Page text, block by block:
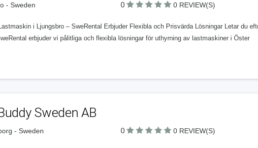
- Sweden 0 0 REVIEW(S)
i Ljungsbro – SweRental Erbjuder Flexibla och Prisvärda Lösningar Letar du
erbjuder vi pålitliga och flexibla lösningar för uthyrning av lastmaskiner i Öster
Sweden AB
- Sweden 0 0 REVIEW(S)